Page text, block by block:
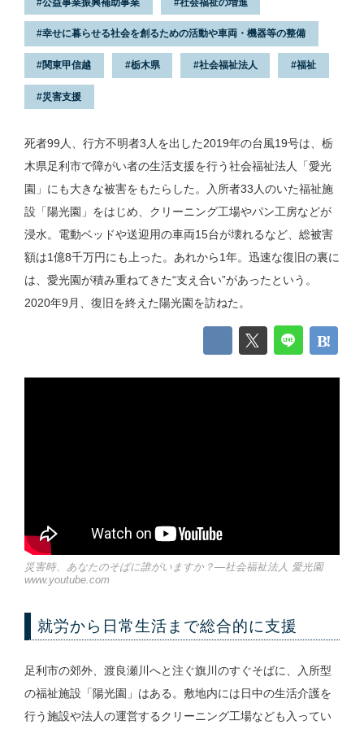
幸せに暮らせる社会を創るための活動や車両・機器等の整備
関東甲信越 栃木県 社会福祉法人 福祉
災害支援
死者99人、行方不明者3人を出した2019年の台風19号は、栃
木県足利市で障がい者の生活支援を行う社会福祉法人「愛光
園」にも大きな被害をもたらした。入所者33人のいた福祉施
設「陽光園」をはじめ、クリーニング工場やパン工房などが
浸水。電動ベッドや送迎用の車両15台が壊れるなど、総被害
額は1億8千万円にも上った。あれから1年。迅速な復旧の裏に
は、愛光園が積み重ねてきた“支え合い”があったという。
2020年9月、復旧を終えた陽光園を訪ねた。
災害時、あなたのそばに誰がいますか？—社会福祉法人 愛光園
www.youtube.com
就労から日常生活まで総合的に支援
足利市の郊外、渡良瀬川へと注ぐ旗川のすぐそばに、入所型
の福祉施設「陽光園」はある。敷地内には日中の生活介護を
行う施設や法人の運営するクリーニング工場なども入ってい